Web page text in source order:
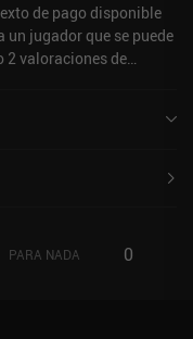
de pago disponible
un jugador que se puede
2 valoraciones de
PARA NADA 0